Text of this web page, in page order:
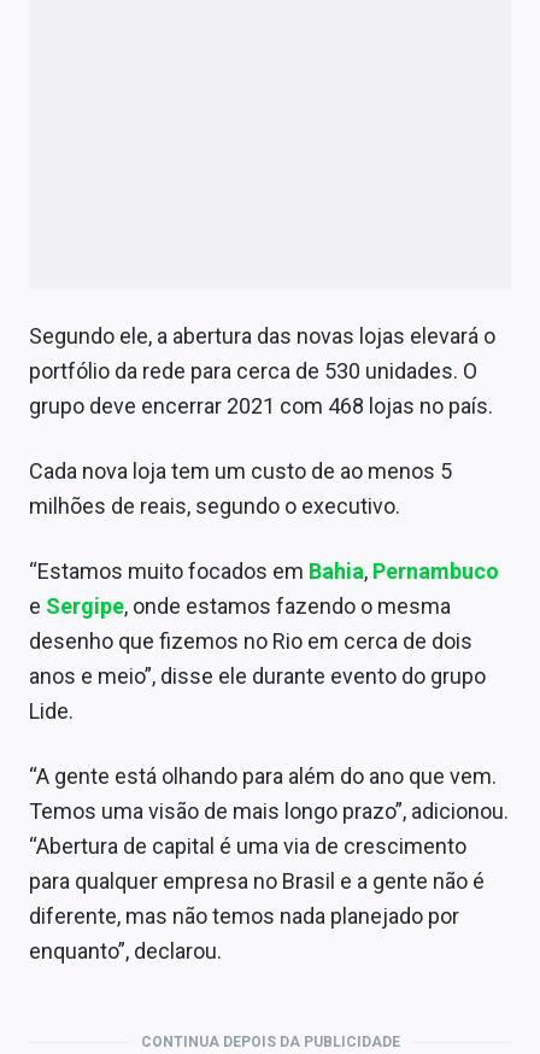
Tecnologia
Conteúdo de Marca
Expediente
Contato
Segundo ele, a abertura das novas lojas elevará o
portfólio da rede para cerca de 530 unidades. O
grupo deve encerrar 2021 com 468 lojas no país.
Cada nova loja tem um custo de ao menos 5
milhões de reais, segundo o executivo.
“Estamos muito focados em Bahia, Pernambuco
e Sergipe, onde estamos fazendo o mesma
desenho que fizemos no Rio em cerca de dois
anos e meio”, disse ele durante evento do grupo
Lide.
“A gente está olhando para além do ano que vem.
Temos uma visão de mais longo prazo”, adicionou.
“Abertura de capital é uma via de crescimento
para qualquer empresa no Brasil e a gente não é
diferente, mas não temos nada planejado por
enquanto”, declarou.
CONTINUA DEPOIS DA PUBLICIDADE